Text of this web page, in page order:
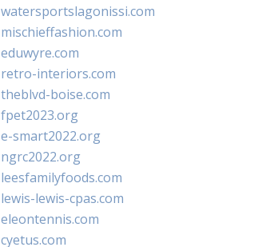
watersportslagonissi.com
mischieffashion.com
eduwyre.com
retro-interiors.com
theblvd-boise.com
fpet2023.org
e-smart2022.org
ngrc2022.org
leesfamilyfoods.com
lewis-lewis-cpas.com
eleontennis.com
cyetus.com